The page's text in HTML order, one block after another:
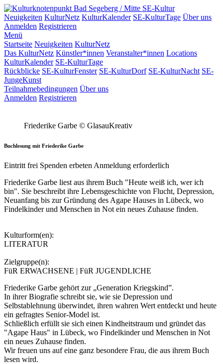
SE-Kultur
Neuigkeiten KulturNetz KulturKalender SE-KulturTage Über uns
Anmelden Registrieren
Menü
Startseite Neuigkeiten KulturNetz
Das KulturNetz Künstler*innen Veranstalter*innen Locations
KulturKalender SE-KulturTage
Rückblicke SE-KulturFenster SE-KulturDorf SE-KulturNacht SE-
JungeKunst
Teilnahmebedingungen Über uns
Anmelden Registrieren
Friederike Garbe © GlasauKreativ
Buchlesung mit Friederike Garbe
Eintritt frei Spenden erbeten Anmeldung erforderlich
Friederike Garbe liest aus ihrem Buch "Heute weiß ich, wer ich
bin". Sie beschreibt ihre Lebensgeschichte von Flucht, Depression,
Neuanfang bis zur Gründung des Agape Hauses in Lübeck, wo
Findelkinder und Menschen in Not ein neues Zuhause finden.
Kulturform(en):
LITERATUR
Zielgruppe(n):
FüR ERWACHSENE | FüR JUGENDLICHE
Friederike Garbe gehört zur „Generation Kriegskind”.
In ihrer Biografie schreibt sie, wie sie Depression und
Selbstablehnung überwindet, ihren wahren Wert entdeckt und heute
ein gefragtes Senior-Model ist.
Schließlich erfüllt sie sich einen Kindheitstraum und gründet das
"Agape Haus" in Lübeck, wo Findelkinder und Menschen in Not
ein neues Zuhause finden.
Wir freuen uns auf eine ganz besondere Frau, die aus ihrem Buch
lesen wird.